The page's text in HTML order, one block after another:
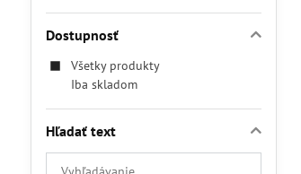
Dostupnosť
Všetky produkty
Iba skladom
Hľadať text
Prehľadať